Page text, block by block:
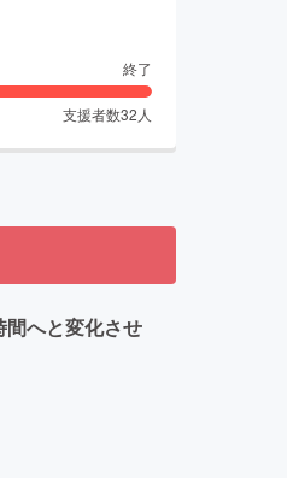
終了
支援者数32 人
へと変化させ